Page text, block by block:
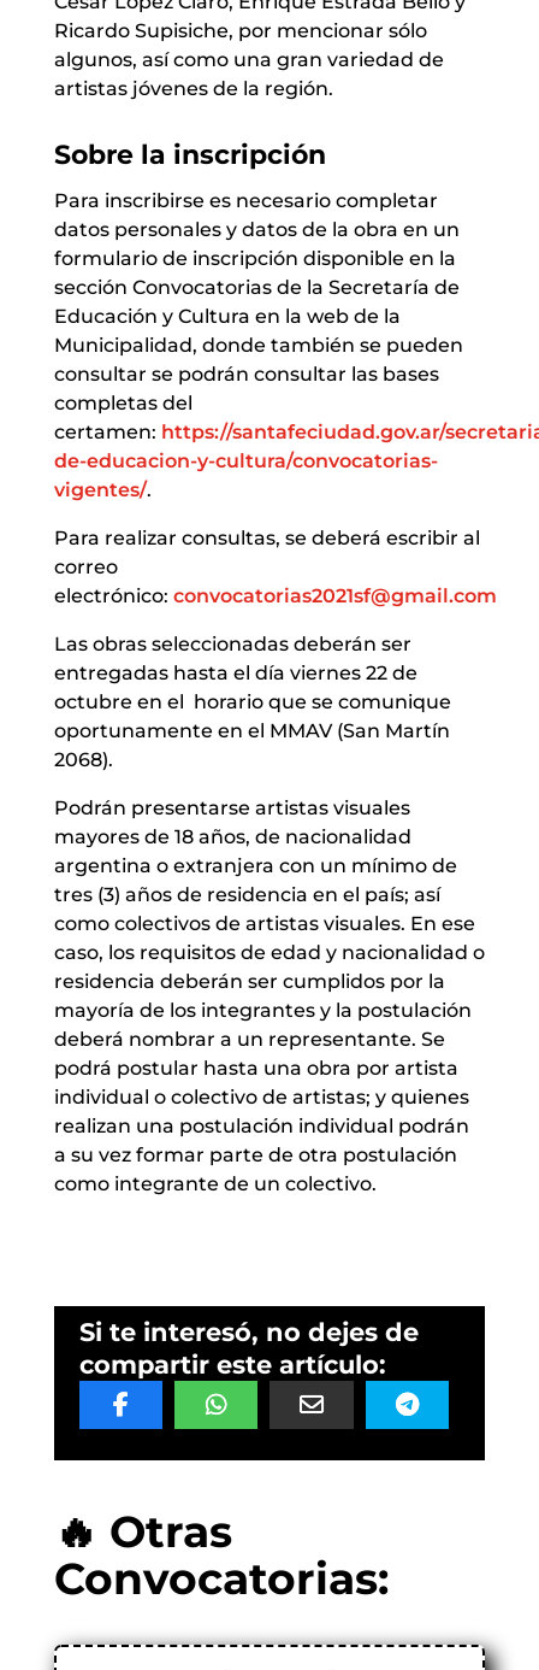
Ricardo Supisiche, por mencionar sólo
algunos, así como una gran variedad de
artistas jóvenes de la región.
Sobre la inscripción
Para inscribirse es necesario completar
datos personales y datos de la obra en un
formulario de inscripción disponible en la
sección Convocatorias de la Secretaría de
Educación y Cultura en la web de la
Municipalidad, donde también se pueden
consultar se podrán consultar las bases
completas del
certamen: https://santafeciudad.gov.ar/
de-educacion-y-cultura/convocatorias-
vigentes/.
Para realizar consultas, se deberá escribir al
correo
electrónico: convocatorias2021sf@gmail.com
Las obras seleccionadas deberán ser
entregadas hasta el día viernes 22 de
octubre en el horario que se comunique
oportunamente en el MMAV (San Martín
2068).
Podrán presentarse artistas visuales
mayores de 18 años, de nacionalidad
argentina o extranjera con un mínimo de
tres (3) años de residencia en el país; así
como colectivos de artistas visuales. En ese
caso, los requisitos de edad y nacionalidad o
residencia deberán ser cumplidos por la
mayoría de los integrantes y la postulación
deberá nombrar a un representante. Se
podrá postular hasta una obra por artista
individual o colectivo de artistas; y quienes
realizan una postulación individual podrán
a su vez formar parte de otra postulación
como integrante de un colectivo.
Si te interesó, no dejes de
compartir este artículo:
🔥 Otras
Convocatorias: